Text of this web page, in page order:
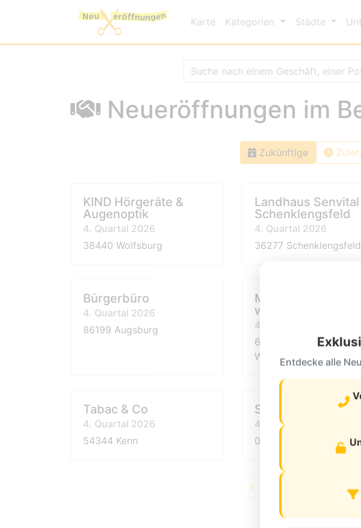
Karte Kategorien Städte
Neueröffnungen im
Zukünftige
KIND Hörgeräte &
Augenoptik
4. Quartal 2026
38440 Wolfsburg
Landhaus Senvital
Schenklengsfeld
4. Quartal 2026
36277 Schenklengsfeld
Bürgerbüro
4. Quartal 2026
86199 Augsburg
welt
4. Quartal 2026
67435 Neustadt an der
Weinstraße
Tabac & Co
4. Quartal 2026
54344 Kenn
Sparda-Bank
4. Quartal 2026
02625 Bautzen
« 5
Entdecke alle